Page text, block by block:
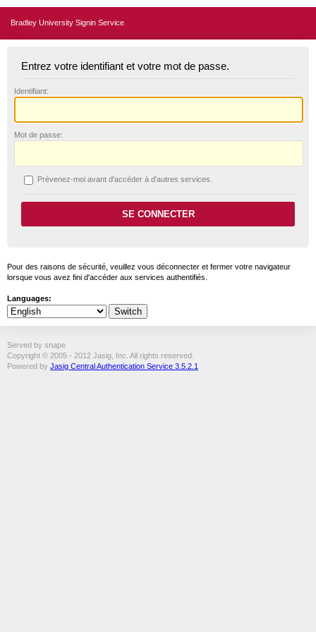
Bradley University Signin Service
Entrez votre identifiant et votre mot de passe.
Identifiant:
Mot de passe:
Prévenez-moi avant d'accéder à d'autres services.
Pour des raisons de sécurité, veuillez vous déconnecter et fermer votre navigateur
lorsque vous avez fini d'accéder aux services authentifiés.
Languages:
Served by snape
Copyright © 2005 - 2012 Jasig, Inc. All rights reserved.
Powered by Jasig Central Authentication Service 3.5.2.1